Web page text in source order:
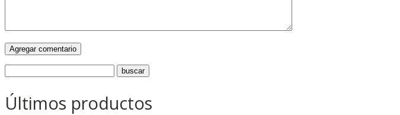
Últimos productos